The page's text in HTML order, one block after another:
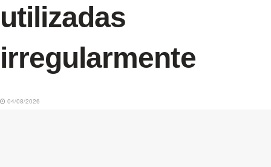
utilizadas
irregularmente
04/08/2026